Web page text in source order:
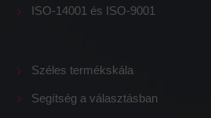
ISO-14001 és ISO-9001
Széles termékskála
Segítség a választásban